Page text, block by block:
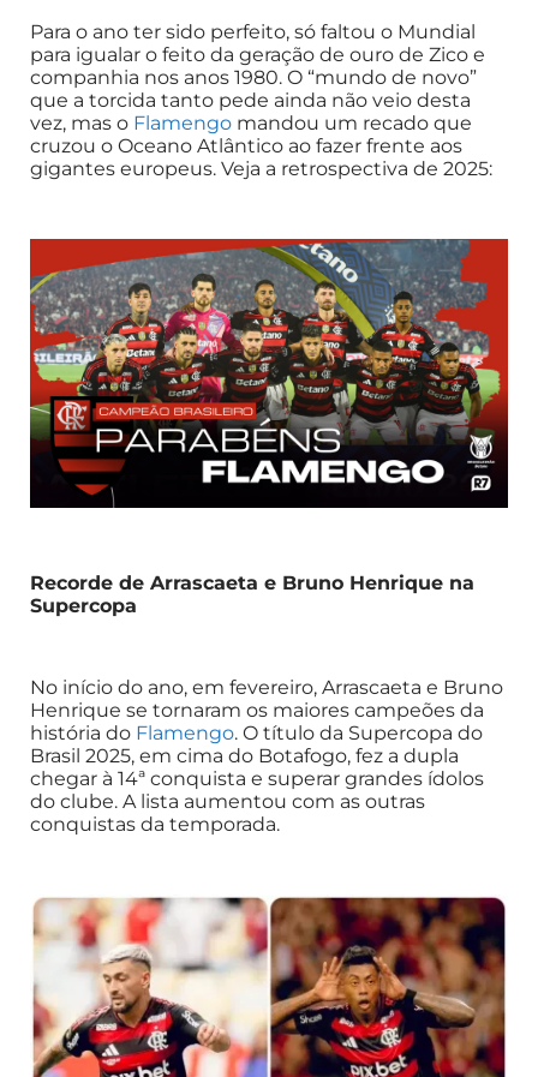
Para o ano ter sido perfeito, só faltou o Mundial
para igualar o feito da geração de ouro de Zico e
companhia nos anos 1980. O “mundo de novo”
que a torcida tanto pede ainda não veio desta
vez, mas o Flamengo mandou um recado que
cruzou o Oceano Atlântico ao fazer frente aos
gigantes europeus. Veja a retrospectiva de 2025:
Recorde de Arrascaeta e Bruno Henrique na
Supercopa
No início do ano, em fevereiro, Arrascaeta e Bruno
Henrique se tornaram os maiores campeões da
história do Flamengo. O título da Supercopa do
Brasil 2025, em cima do Botafogo, fez a dupla
chegar à 14ª conquista e superar grandes ídolos
do clube. A lista aumentou com as outras
conquistas da temporada.